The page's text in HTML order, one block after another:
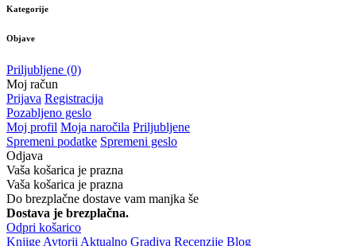
Kategorije
Objave
Priljubljene (0)
Moj račun
Prijava Registracija
Pozabljeno geslo
Moj profil Moja naročila Priljubljene
Spremeni podatke Spremeni geslo
Odjava
Vaša košarica je prazna
Vaša košarica je prazna
Do brezplačne dostave vam manjka še
Dostava je brezplačna.
Odpri košarico
Knjige Avtorji Aktualno Gradiva Recenzije Blog